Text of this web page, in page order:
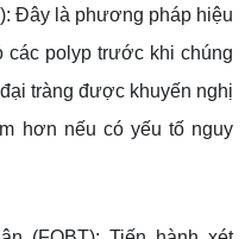
Đây là phương pháp hiệu
các polyp trước khi chúng
tràng được khuyến nghị
hơn nếu có yếu tố nguy